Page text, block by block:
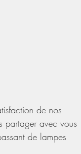
de nos
partager avec vous
de lampes